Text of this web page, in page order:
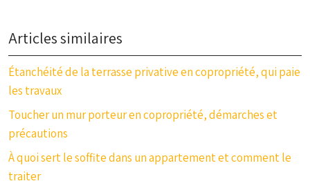
Articles similaires
Étanchéité de la terrasse privative en copropriété, qui paie
les travaux
Toucher un mur porteur en copropriété, démarches et
précautions
À quoi sert le soffite dans un appartement et comment le
traiter